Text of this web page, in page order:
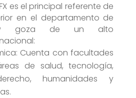
es el principal referente de
en el departamento de
y goza de un alto
Cuenta con facultades
de salud, tecnología,
humanidades y